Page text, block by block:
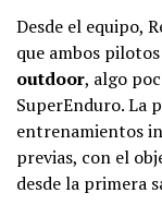
Desde el equipo,
que ambos
outdoor, algo
SuperEnduro. La
entrenamientos
previas, con el
desde la primera